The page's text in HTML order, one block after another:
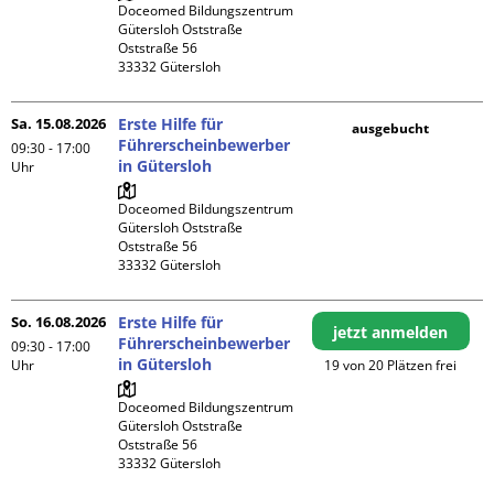
Doceomed Bildungszentrum
Gütersloh Oststraße
Oststraße 56
Sa. 15.08.2026
09:30 - 17:00
Uhr
Erste Hilfe für
Führerscheinbewerber
in Gütersloh
Doceomed Bildungszentrum
Gütersloh Oststraße
Oststraße 56
ausgebucht
So. 16.08.2026
09:30 - 17:00
Uhr
Erste Hilfe für
Führerscheinbewerber
in Gütersloh
Doceomed Bildungszentrum
Gütersloh Oststraße
Oststraße 56
jetzt anmelden
19 von 20 Plätzen frei